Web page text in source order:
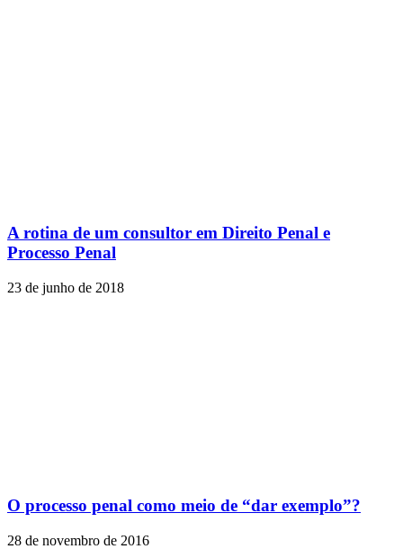
A rotina de um consultor em Direito Penal e
Processo Penal
23 de junho de 2018
O processo penal como meio de “dar exemplo”?
28 de novembro de 2016